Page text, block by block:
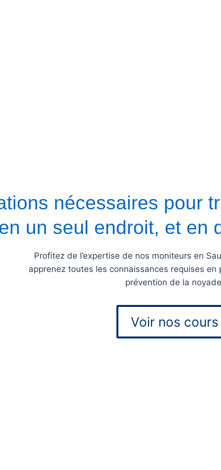
nécessaires pour
un seul endroit, et en
Profitez de l’expertise de nos moniteurs en
apprenez toutes les connaissances requises en
prévention de la
Voir nos cours